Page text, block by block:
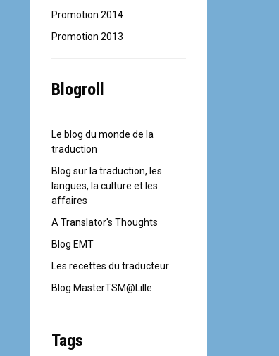
Promotion 2014
Promotion 2013
Blogroll
Le blog du monde de la
traduction
Blog sur la traduction, les
langues, la culture et les
affaires
A Translator's Thoughts
Blog EMT
Les recettes du traducteur
Blog MasterTSM@Lille
Tags